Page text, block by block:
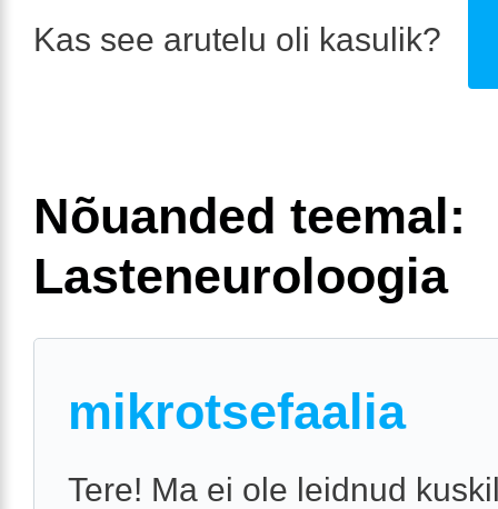
Kas see arutelu oli kasulik?
Nõuanded teemal:
Lasteneuroloogia
mikrotsefaalia
Tere! Ma ei ole leidnud